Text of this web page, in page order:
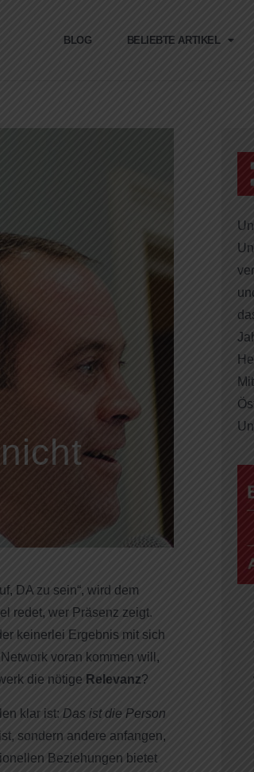
BLOG BELIEBTE ARTIKEL
DA zu sein“, wird dem
redet, wer Präsenz zeigt.
keinerlei Ergebnis mit sich
voran kommen will,
die nötige Relevanz?
klar ist: Das ist die Person
sondern andere anfangen,
Beziehungen bietet